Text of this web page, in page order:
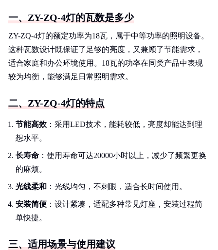
一、ZY-ZQ-4灯的瓦数是多少
ZY-ZQ-4灯的额定功率为18瓦，属于中等功率的照明设备。
这种瓦数设计既保证了足够的亮度，又兼顾了节能需求，
适合家庭和办公环境使用。18瓦的功率在同类产品中表现
较为均衡，能够满足日常照明需求。
二、ZY-ZQ-4灯的特点
节能高效 ：采用LED技术，能耗较低，亮度却能达到理
想水平。
长寿命 ：使用寿命可达20000小时以上，减少了频繁更换
的麻烦。
光线柔和 ：光线均匀，不刺眼，适合长时间使用。
安装简便 ：设计紧凑，适配多种常见灯座，安装过程简
单快捷。
三、适用场景与使用建议